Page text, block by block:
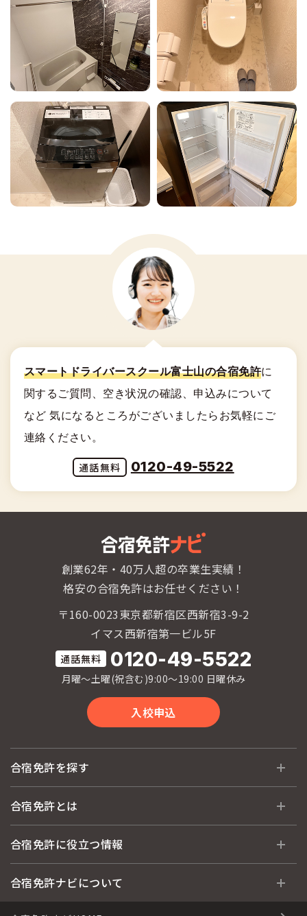
スマートドライバースクール富士山の合宿免許に
関する ご質問、空き状況の確認、申込みについて
など 気になるところがございましたらお気軽にご
連絡ください。
0120-49-5522
創業62年・40万人超の卒業生実績！
格安の合宿免許はお任せください！
〒160-0023東京都新宿区西新宿3-9-2
イマス西新宿第一ビル5F
0120-49-5522
月曜〜土曜(祝含む)9:00〜19:00 日曜休み
入校申込
合宿免許を探す
全国 教習所一覧
運転免許の種類(車種)
合宿免許とは
合宿免許とは
合宿免許選びのアドバイス
合宿免許に役立つ情報
合宿免許に役立つ情報
合宿免許ナビについて